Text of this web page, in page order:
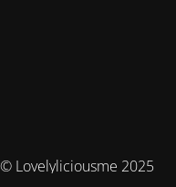
© Lovelyliciousme 2025